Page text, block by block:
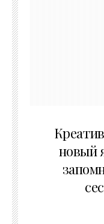
новый